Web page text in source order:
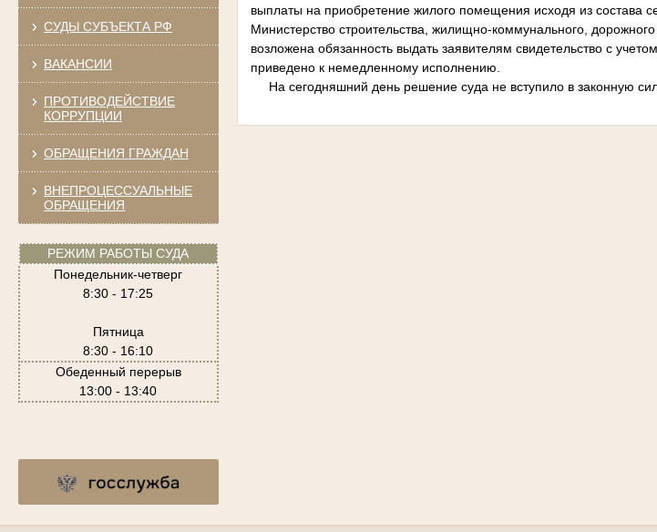
СУДЫ СУБЪЕКТА РФ
ВАКАНСИИ
ПРОТИВОДЕЙСТВИЕ
КОРРУПЦИИ
ОБРАЩЕНИЯ ГРАЖДАН
ВНЕПРОЦЕССУАЛЬНЫЕ
ОБРАЩЕНИЯ
РЕЖИМ РАБОТЫ СУДА
Понедельник-четверг
8:30 - 17:25
Пятница
8:30 - 16:10
Обеденный перерыв
13:00 - 13:40
выплаты на приобретение жилого помещения исходя из состава
Министерство строительства, жилищно-коммунального,
возложена обязанность выдать заявителям свидетельство с
приведено к немедленному исполнению.
На сегодняшний день решение суда не вступило в законную